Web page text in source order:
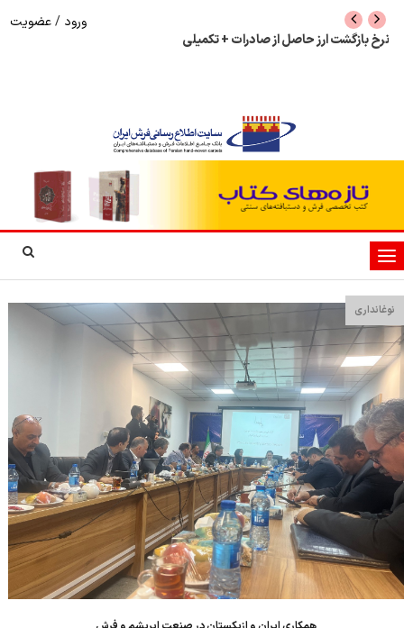
نرخ بازگشت ارز حاصل از صادرات + تکمیلی
ورود /عضویت
تغییر
وضعیت
ناوبری
نوغانداری